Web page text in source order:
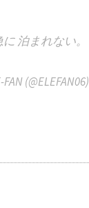
に 泊まれない